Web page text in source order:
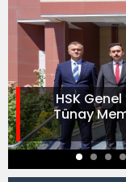
HSK
Tünay